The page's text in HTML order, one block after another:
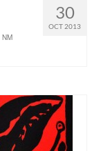
30
OCT 2013
NM